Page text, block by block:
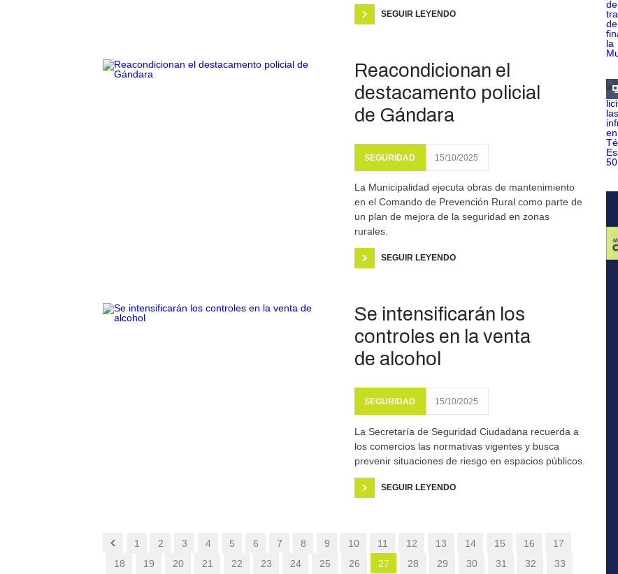
SEGUIR LEYENDO
Reacondicionan el
destacamento policial
de Gándara
SEGURIDAD 15/10/2025
La Municipalidad ejecuta obras de mantenimiento
en el Comando de Prevención Rural como parte de
un plan de mejora de la seguridad en zonas
rurales.
SEGUIR LEYENDO
Se intensificarán los
controles en la venta
de alcohol
SEGURIDAD 15/10/2025
La Secretaría de Seguridad Ciudadana recuerda a
los comercios las normativas vigentes y busca
prevenir situaciones de riesgo en espacios públicos.
SEGUIR LEYENDO
1 2 3 4 5 6 7 8 9 10 11 12 13 14 15 16
17
18
19 20 21 22 23 24 25 26 27 28 29 30 31 32
33